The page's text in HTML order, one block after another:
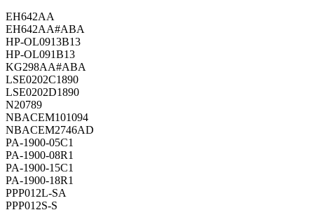
EH642AA
EH642AA#ABA
HP-OL0913B13
HP-OL091B13
KG298AA#ABA
LSE0202C1890
LSE0202D1890
N20789
NBACEM101094
NBACEM2746AD
PA-1900-05C1
PA-1900-08R1
PA-1900-15C1
PA-1900-18R1
PPP012L-SA
PPP012S-S